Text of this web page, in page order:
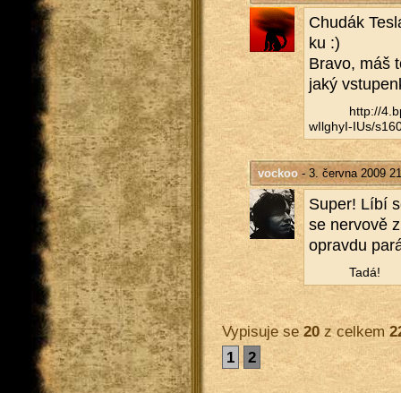
Chudák
ku :)
Bravo, máš
ja­ký
http://​
wIlghyI-IUs/​
vockoo- 3. června 2009
Super! Líbí
se ner­vo­vě
oprav­du
Tadá!
Vypisuje se 20z celkem
1
2